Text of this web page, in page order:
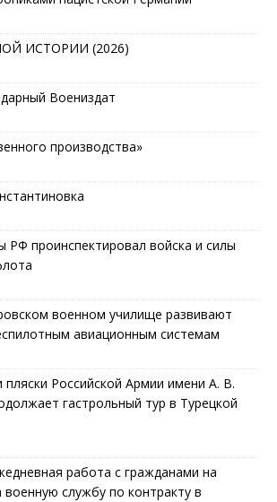
ИСТОРИИ (2026)
Воениздат
производства»
РФ проинспектировал войска и силы
военном училище развивают
авиационным системам
пляски Российской Армии имени А. В.
гастрольный тур в Турецкой
работа с гражданами на
военную службу по контракту в